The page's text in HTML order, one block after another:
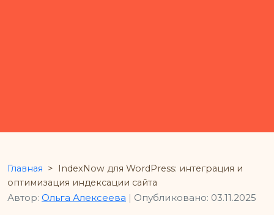
Главная >
IndexNow для WordPress: интеграция и
оптимизация индексации сайта
Автор: Ольга Алексеева | Опубликовано: 03.11.2025